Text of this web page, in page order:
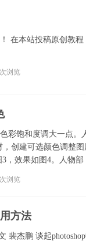
在本站投稿原创教
浏览
彩饱和度调大一点
创建可选颜色调整图
，效果如图4。人物部
浏览
方法
裴杰鹏 谈起